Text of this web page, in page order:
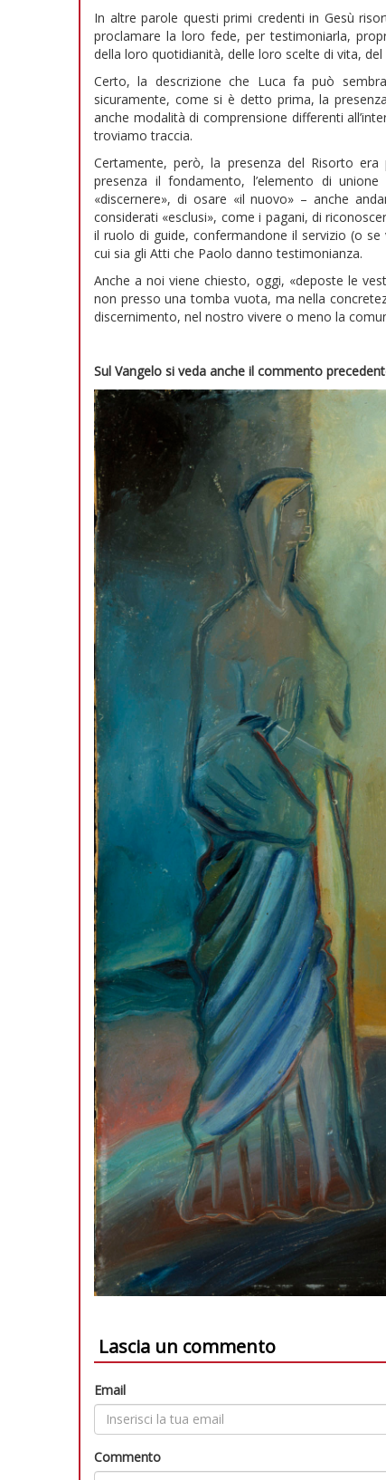
In altre parole questi primi credenti in Gesù
proclamare la loro fede, per testimoniarla,
della loro quotidianità, delle loro scelte di vita,
Certo, la descrizione che Luca fa può
sicuramente, come si è detto prima, la
anche modalità di comprensione differenti
troviamo traccia.
Certamente, però, la presenza del Risorto
presenza il fondamento, l’elemento di
«discernere», di osare «il nuovo» – anche
considerati «esclusi», come i pagani, di
il ruolo di guide, confermandone il servizio (o
cui sia gli Atti che Paolo danno testimonianza.
Anche a noi viene chiesto, oggi, «deposte le
non presso una tomba vuota, ma nella
discernimento, nel nostro vivere o meno la
Sul Vangelo si veda anche il commento
Lascia un commento
Email
Commento